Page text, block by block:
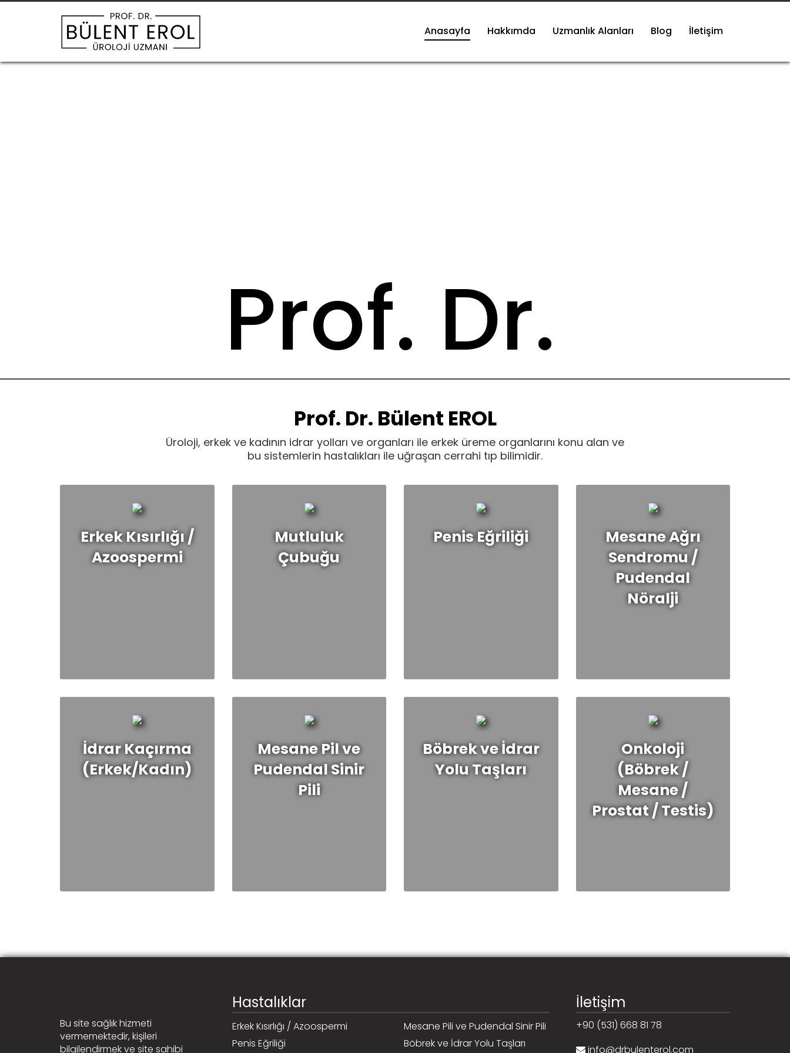
Anasayfa Hakkımda Uzmanlık Alanları Blog İletişim
Prof. Dr.
Bülent EROL
Üroloji Uzmanı
İletişim
Prof. Dr. Bülent EROL
Üroloji, erkek ve kadının idrar yolları ve organları ile erkek üreme organlarını konu alan ve
bu sistemlerin hastalıkları ile uğraşan cerrahi tıp bilimidir.
Erkek Kısırlığı /
Azoospermi
Mutluluk
Çubuğu
Penis Eğriliği
Mesane Ağrı
Sendromu /
Pudendal
Nöralji
İdrar Kaçırma
(Erkek/Kadın)
Mesane Pil ve
Pudendal Sinir
Pili
Böbrek ve İdrar
Yolu Taşları
Onkoloji
(Böbrek /
Mesane /
Prostat / Testis)
Bu site sağlık hizmeti
vermemektedir, kişileri
bilgilendirmek ve site sahibi
Hastalıklar
Erkek Kısırlığı / Azoospermi
Penis Eğriliği
Mesane Pili ve Pudendal Sinir Pili
Böbrek ve İdrar Yolu Taşları
İletişim
+90 (531) 668 81 78
info@drbulenterol.com